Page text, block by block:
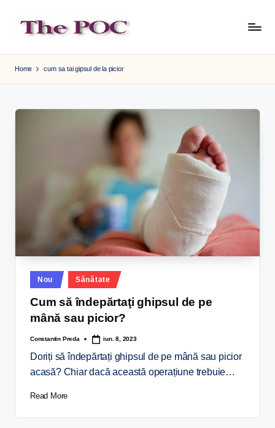
content
Home cum sa tai gipsul de la picior
Nou Sănătate
Cum să îndepărtaţi ghipsul de pe
mână sau picior?
Constantin Preda iun. 8, 2023
Doriți să îndepărtați ghipsul de pe mână sau picior
acasă? Chiar dacă această operațiune trebuie…
Read More